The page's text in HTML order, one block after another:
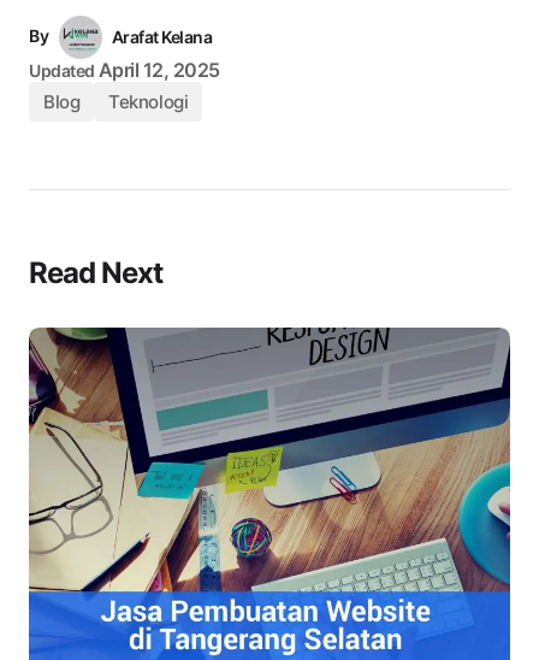
By
Arafat Kelana
Updated April 12, 2025
Blog Teknologi
Read Next